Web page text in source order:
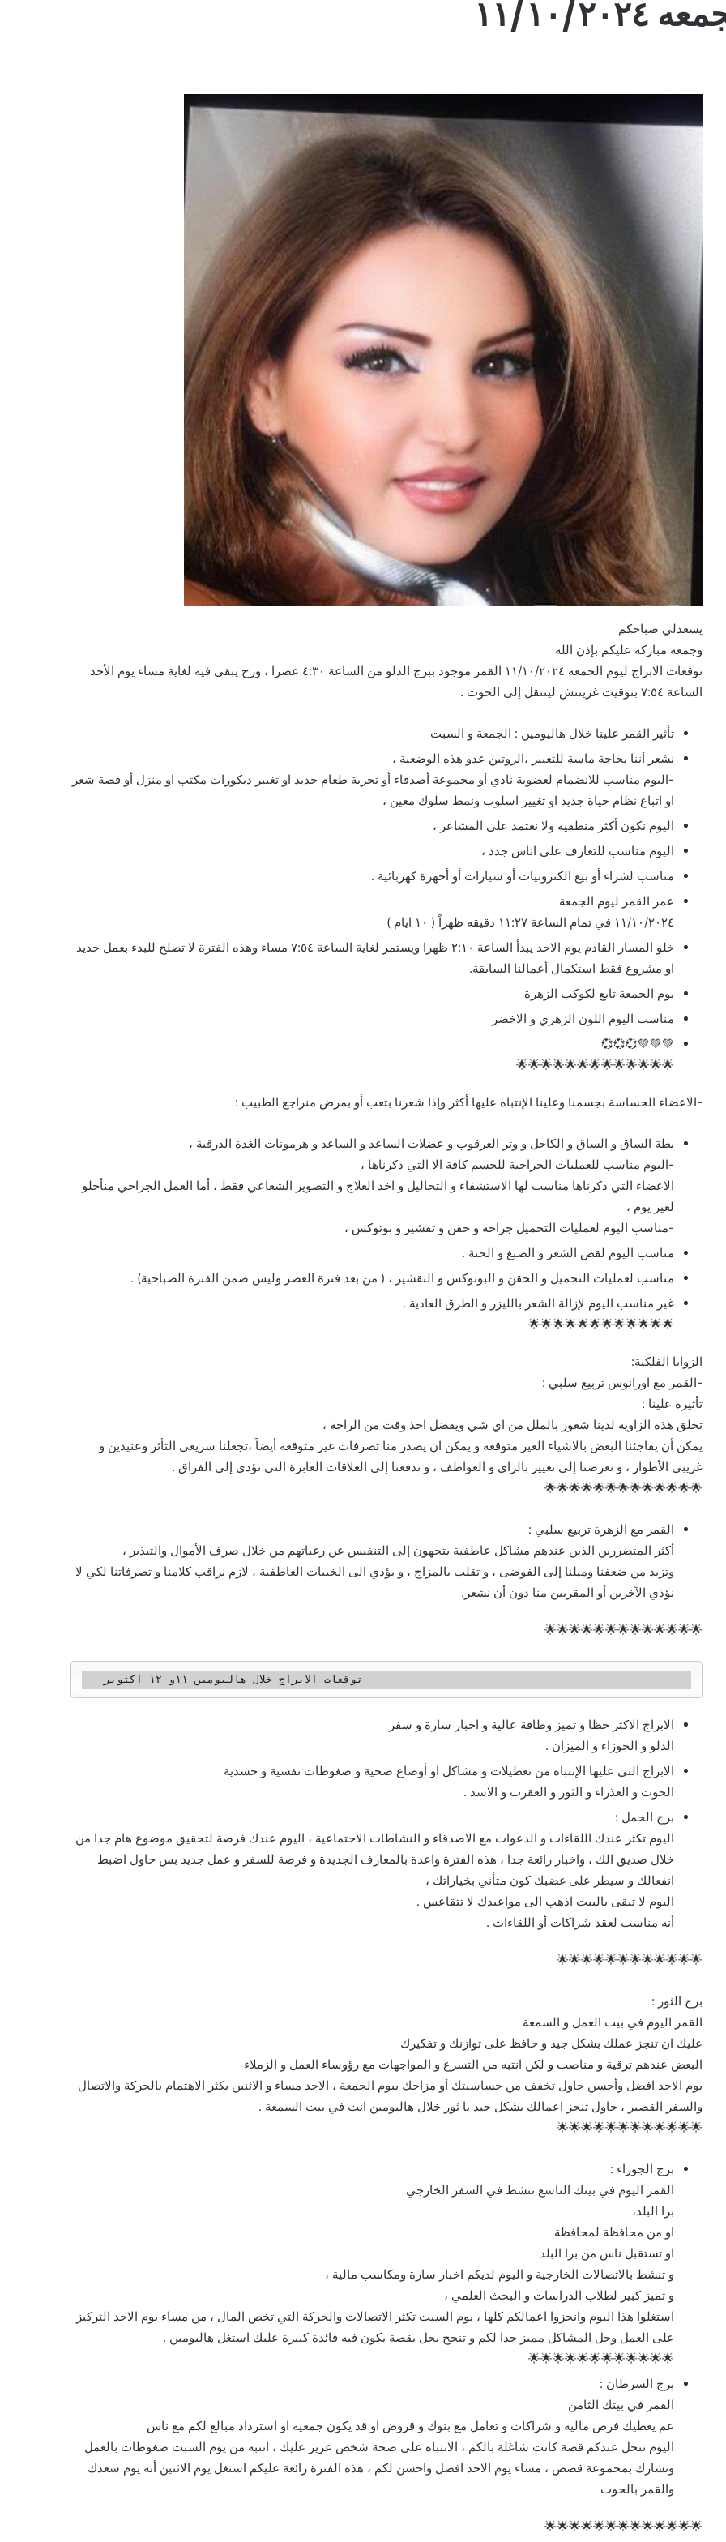
٢٠٢٤
يسعدلي صباحكم
وجمعة مباركة عليكم بإذن الله
توقعات الابراج ليوم الجمعه ١١/١٠/٢٠٢٤ القمر موجود ببرج الدلو من الساعة ٤:٣٠ عصرا ، ورح يبقى فيه لغاية مساء يوم الأحد
الساعة ٧:٥٤ بتوقيت غرينتش لينتقل إلى الحوت .
تأثير القمر علينا خلال هاليومين : الجمعة و السبت
نشعر أننا بحاجة ماسة للتغيير ،الروتين عدو هذه الوضعية ،
-اليوم مناسب للانضمام لعضوية نادي أو مجموعة أصدقاء أو تجربة طعام جديد او تغيير ديكورات مكتب او منزل أو قصة شعر
او اتباع نظام حياة جديد او تغيير اسلوب ونمط سلوك معين ،
اليوم نكون أكثر منطقية ولا نعتمد على المشاعر ،
اليوم مناسب للتعارف على اناس جدد ،
مناسب لشراء أو بيع الكترونيات أو سيارات أو أجهزة كهربائية .
عمر القمر ليوم الجمعة
١١/١٠/٢٠٢٤ في تمام الساعة ١١:٢٧ دقيقه ظهراً ( ١٠ ايام )
خلو المسار القادم يوم الاحد يبدأ الساعة ٢:١٠ ظهرا ويستمر لغاية الساعة ٧:٥٤ مساء وهذه الفترة لا تصلح للبدء بعمل جديد
او مشروع فقط استكمال أعمالنا السابقة.
يوم الجمعة تابع لكوكب الزهرة
مناسب اليوم اللون الزهري و الاخضر
💚💚💚💞💞💞
🌟🌟🌟🌟🌟🌟🌟🌟🌟🌟🌟🌟🌟
-الاعضاء الحساسة بجسمنا وعلينا الإنتباه عليها أكثر وإذا شعرنا بتعب أو بمرض منراجع الطبيب :
بطة الساق و الساق و الكاحل و وتر العرقوب و عضلات الساعد و الساعد و هرمونات الغدة الدرقية ،
-اليوم مناسب للعمليات الجراحية للجسم كافة الا التي ذكرناها ،
الاعضاء التي ذكرناها مناسب لها الاستشفاء و التحاليل و اخذ العلاج و التصوير الشعاعي فقط ، أما العمل الجراحي منأجلو
لغير يوم ،
-مناسب اليوم لعمليات التجميل جراحة و حقن و تقشير و بوتوكس ،
مناسب اليوم لقص الشعر و الصبغ و الحنة .
مناسب لعمليات التجميل و الحقن و البوتوكس و التقشير ، ( من بعد فترة العصر وليس ضمن الفترة الصباحية) .
غير مناسب اليوم لإزالة الشعر بالليزر و الطرق العادية .
🌟🌟🌟🌟🌟🌟🌟🌟🌟🌟🌟🌟
الزوايا الفلكية:
-القمر مع اورانوس تربيع سلبي :
تأثيره علينا :
تخلق هذه الزاوية لدينا شعور بالملل من اي شي ويفضل اخذ وقت من الراحة ،
يمكن أن يفاجئنا البعض بالاشياء الغير متوقعة و يمكن ان يصدر منا تصرفات غير متوقعة أيضاً ،تجعلنا سريعي التأثر وعنيدين و
غريبي الأطوار ، و تعرضنا إلى تغيير بالراي و العواطف ، و تدفعنا إلى العلاقات العابرة التي تؤدي إلى الفراق .
🌟🌟🌟🌟🌟🌟🌟🌟🌟🌟🌟🌟🌟
القمر مع الزهرة تربيع سلبي :
أكثر المتضررين الذين عندهم مشاكل عاطفية يتجهون إلى التنفيس عن رغباتهم من خلال صرف الأموال والتبذير ،
وتزيد من ضعفنا وميلنا إلى الفوضى ، و تقلب بالمزاج ، و يؤدي الى الخيبات العاطفية ، لازم نراقب كلامنا و تصرفاتنا لكي لا
نؤذي الآخرين أو المقربين منا دون أن نشعر.
🌟🌟🌟🌟🌟🌟🌟🌟🌟🌟🌟🌟🌟
الابراج الاكثر حظا و تميز وطاقة عالية و اخبار سارة و سفر
الدلو و الجوزاء و الميزان .
الابراج التي عليها الإنتباه من تعطيلات و مشاكل او أوضاع صحية و ضغوطات نفسية و جسدية
الحوت و العذراء و الثور و العقرب و الاسد .
برج الحمل :
اليوم تكثر عندك اللقاءات و الدعوات مع الاصدقاء و النشاطات الاجتماعية ، اليوم عندك فرصة لتحقيق موضوع هام جدا من
خلال صديق الك ، واخبار رائعة جدا ، هذه الفترة واعدة بالمعارف الجديدة و فرصة للسفر و عمل جديد بس حاول اضبط
انفعالك و سيطر على غضبك كون متأني بخياراتك ،
اليوم لا تبقى بالبيت اذهب الى مواعيدك لا تتقاعس .
أنه مناسب لعقد شراكات أو اللقاءات .
🌟🌟🌟🌟🌟🌟🌟🌟🌟🌟🌟🌟
برج الثور :
القمر اليوم في بيت العمل و السمعة
عليك ان تنجز عملك بشكل جيد و حافظ على توازنك و تفكيرك
البعض عندهم ترقية و مناصب و لكن انتبه من التسرع و المواجهات مع رؤوساء العمل و الزملاء
يوم الاحد افضل وأحسن حاول تخفف من حساسيتك أو مزاجك بيوم الجمعة ، الاحد مساء و الاثنين يكثر الاهتمام بالحركة والاتصال
والسفر القصير ، حاول تنجز اعمالك بشكل جيد يا ثور خلال هاليومين انت في بيت السمعة .
🌟🌟🌟🌟🌟🌟🌟🌟🌟🌟🌟🌟
برج الجوزاء :
القمر اليوم في بيتك التاسع تنشط في السفر الخارجي
برا البلد،
او من محافظة لمحافظة
او تستقبل ناس من برا البلد
و تنشط بالاتصالات الخارجية و اليوم لديكم اخبار سارة ومكاسب مالية ،
و تميز كبير لطلاب الدراسات و البحث العلمي ،
استغلوا هذا اليوم وانجزوا اعمالكم كلها ، يوم السبت تكثر الاتصالات والحركة التي تخص المال ، من مساء يوم الاحد التركيز
على العمل وحل المشاكل مميز جدا لكم و تنجح بحل بقصة يكون فيه فائدة كبيرة عليك استغل هاليومين .
🌟🌟🌟🌟🌟🌟🌟🌟🌟🌟🌟🌟
برج السرطان :
القمر في بيتك الثامن
عم يعطيك فرص مالية و شراكات و تعامل مع بنوك و قروض او قد يكون جمعية او استرداد مبالغ لكم مع ناس
اليوم تنحل عندكم قصة كانت شاغلة بالكم ، الانتباه على صحة شخص عزيز عليك ، انتبه من يوم السبت ضغوطات بالعمل
وتشارك بمجموعة قصص ، مساء يوم الاحد افضل واحسن لكم ، هذه الفترة رائعة عليكم استغل يوم الاثنين أنه يوم سعدك
والقمر بالحوت
🌟🌟🌟🌟🌟🌟🌟🌟🌟🌟🌟🌟🌟